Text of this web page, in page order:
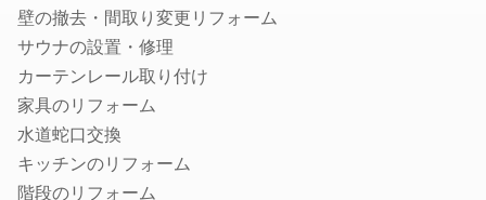
法人税の節税に強い税理士
相続税申告に強い税理士
融資・資金調達に強い税理士
確定申告の税理士
生前贈与に強い税理士
社会保険労務士
壁の撤去・間取り変更リフォーム
サウナの設置・修理
カーテンレール取り付け
家具のリフォーム
水道蛇口交換
キッチンのリフォーム
階段のリフォーム